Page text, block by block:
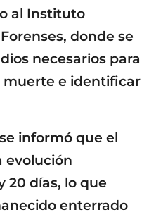
al Instituto
donde se
necesarios para
muerte e identificar
informó que el
evolución
20 días, lo que
enterrado